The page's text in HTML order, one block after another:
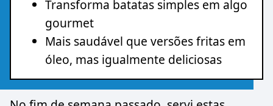
Transforma batatas simples em algo
gourmet
Mais saudável que versões fritas em
óleo, mas igualmente deliciosas